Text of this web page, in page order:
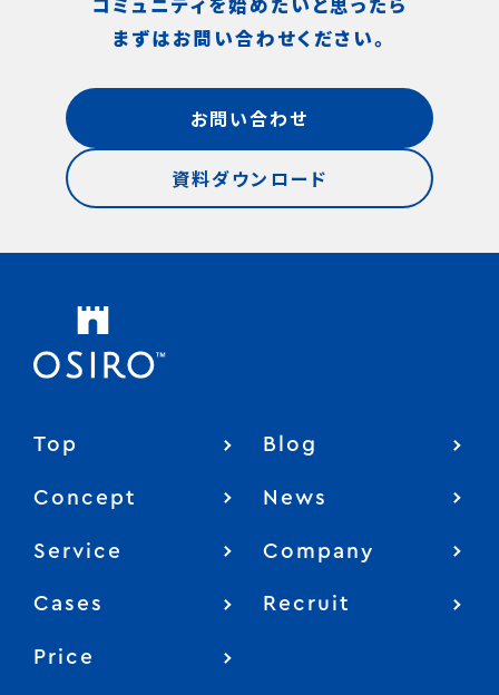
まずはお問い合わせください。
お問い合わせ
資料ダウンロード
Top
Concept
Service
Cases
Price
Blog
News
Company
Recruit